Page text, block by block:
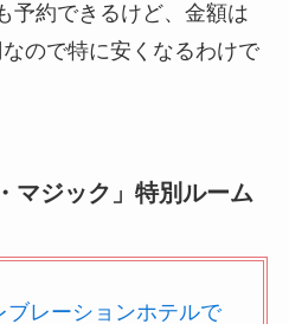
予約できるけど、金額は
ので特に安くなるわけで
マジック」特別ルーム
レーションホテルで